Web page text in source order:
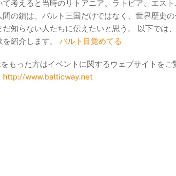
考えると当時のリトアニア、ラトビア、エス
の鎖は、バルト三国だけではなく、世界歴史の
知らない人たちに伝えたいと思う。 以下では
紹介します。 バルト目覚めてる
もった方はイベントに関するウェブサイトをご
http://www.balticway.net